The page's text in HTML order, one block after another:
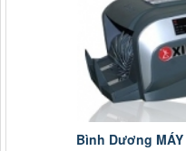
Bình Dương MÁY